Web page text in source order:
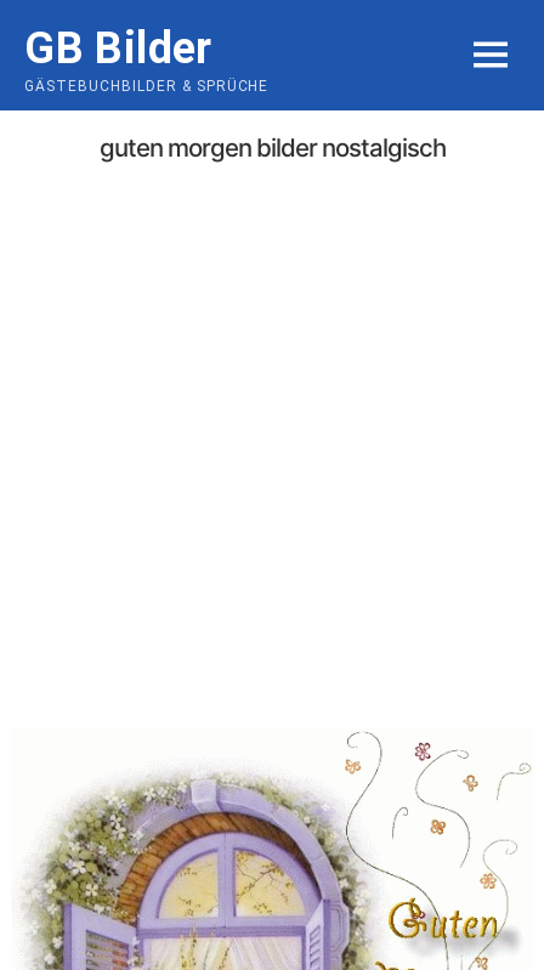
content
GB Bilder
GÄSTEBUCHBILDER & SPRÜCHE
MENU
guten morgen bilder nostalgisch